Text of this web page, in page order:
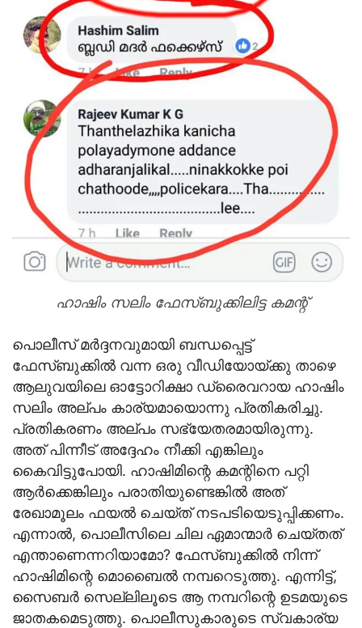
ഹാഷിം സലിം ഫേസ്ബുക്കിലിട്ട കമന്റ്‌
പൊലീസ് മര്‍ദ്ദനവുമായി ബന്ധപ്പെട്ട്
ഫേസ്ബുക്കില്‍ വന്ന ഒരു വീഡിയോയ്ക്കു താഴെ
ആലുവയിലെ ഓട്ടോറിക്ഷാ ഡ്രൈവറായ ഹാഷിം
സലിം അല്പം കാര്യമായൊന്നു പ്രതികരിച്ചു.
പ്രതികരണം അല്പം സഭ്യേതരമായിരുന്നു.
അത് പിന്നീട് അദ്ദേഹം നീക്കി എങ്കിലും
കൈവിട്ടുപോയി. ഹാഷിമിന്റെ കമന്റിനെ പറ്റി
ആര്‍ക്കെങ്കിലും പരാതിയുണ്ടെങ്കില്‍ അത്
രേഖാമൂലം ഫയല്‍ ചെയ്ത് നടപടിയെടുപ്പിക്കണം.
എന്നാല്‍, പൊലീസിലെ ചില ഏമാന്മാര്‍ ചെയ്തത്
എന്താണെന്നറിയാമോ? ഫേസ്ബുക്കില്‍ നിന്ന്
ഹാഷിമിന്റെ മൊബൈല്‍ നമ്പറെടുത്തു. എന്നിട്ട്,
സൈബര്‍ സെല്ലിലൂടെ ആ നമ്പറിന്റെ ഉടമയുടെ
ജാതകമെടുത്തു. പൊലീസുകാരുടെ സ്വകാര്യ